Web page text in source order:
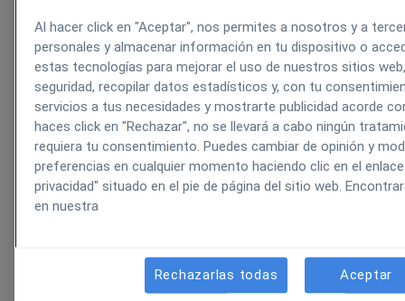
Rellena los huecos disponibles en la agenda de tu
consigue que siga creciendo sin esfuerzo añadido.
Al hacer click en "Aceptar", nos permites a nosotros y a
personales y almacenar información en tu dispositivo o
estas tecnologías para mejorar el uso de nuestros sitios
seguridad, recopilar datos estadísticos y, con tu
servicios a tus necesidades y mostrarte publicidad acorde
haces click en "Rechazar", no se llevará a cabo ningún
requiera tu consentimiento. Puedes cambiar de opinión y
preferencias en cualquier momento haciendo clic en el
privacidad" situado en el pie de página del sitio web.
en nuestra
Rechazarlas todas Aceptar